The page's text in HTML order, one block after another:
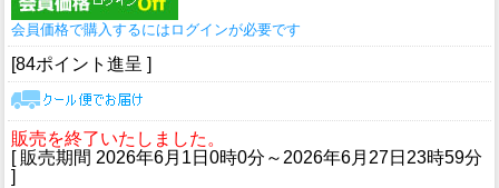
会員価格で購入するにはログインが必要です
[84ポイント進呈 ]
販売を終了いたしました。
[ 販売期間 2026年6月1日0時0分 ～ 2026年6月27日23時59分
]